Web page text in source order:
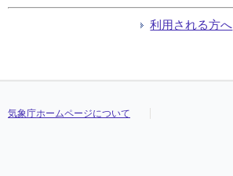
利用される方へ
気象庁ホームページについて